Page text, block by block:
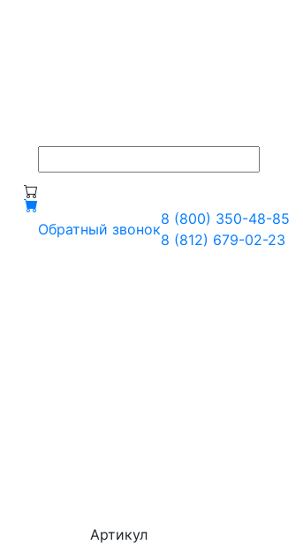
Обратный звонок
8 (800) 350-48-85
8 (812) 679-02-23
Артикул